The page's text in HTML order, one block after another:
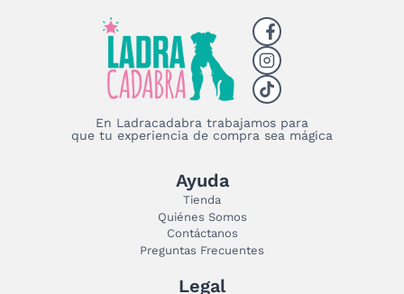
En Ladracadabra trabajamos para
que tu experiencia de compra sea mágica
Ayuda
Tienda
Quiénes Somos
Contáctanos
Preguntas Frecuentes
Legal